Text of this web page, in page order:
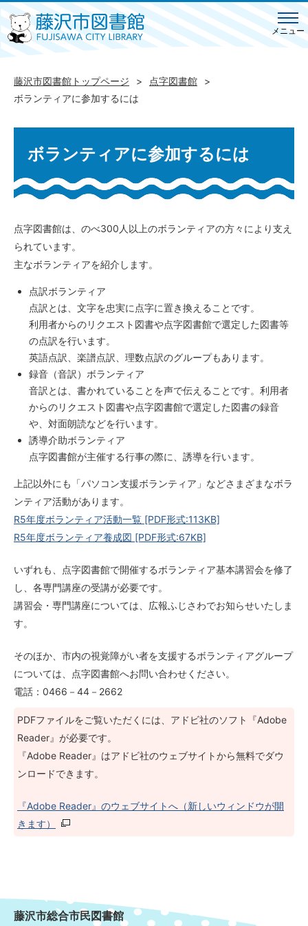
メニュー
藤沢市図書館トップページ
点字図書館
ボランティアに参加するには
ボランティアに参加するには
点字図書館は、のべ300人以上のボランティアの方々により支え
られています。
主なボランティアを紹介します。
点訳ボランティア
点訳とは、文字を忠実に点字に置き換えることです。
利用者からのリクエスト図書や点字図書館で選定した図書等
の点訳を行います。
英語点訳、楽譜点訳、理数点訳のグループもあります。
録音（音訳）ボランティア
音訳とは、書かれていることを声で伝えることです。利用者
からのリクエスト図書や点字図書館で選定した図書の録音
や、対面朗読などを行います。
誘導介助ボランティア
点字図書館が主催する行事の際に、誘導を行います。
上記以外にも「パソコン支援ボランティア」などさまざまなボラ
ンティア活動があります。
R5年度ボランティア活動一覧 [PDF形式:113KB]
R5年度ボランティア養成図 [PDF形式:67KB]
いずれも、点字図書館で開催するボランティア基本講習会を修了
し、各専門講座の受講が必要です。
講習会・専門講座については、広報ふじさわでお知らせいたしま
す。
そのほか、市内の視覚障がい者を支援するボランティアグループ
については、点字図書館へお問い合わせください。
電話：0466－44－2662
PDFファイルをご覧いただくには、アドビ社のソフト『Adobe
Reader』が必要です。
『Adobe Reader』はアドビ社のウェブサイトから無料でダウ
ンロードできます。
『Adobe Reader』のウェブサイトへ（新しいウィンドウが開
きます）
藤沢市総合市民図書館